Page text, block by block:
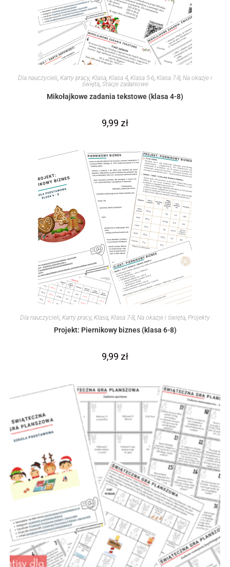
Dla nauczycieli Karty pracy, Klasa Klasa 4 Klasa 5-6 Klasa 7-8 Na okazje i
święta, Stacje zadaniowe
Mikołajkowe zadania tekstowe (klasa 4-8)
9,99 zł
Dla nauczycieli, Karty pracy, Klasa, Klasa 7-8, Na okazje i święta, Projekty
Projekt: Piernikowy biznes (klasa 6-8)
9,99 zł